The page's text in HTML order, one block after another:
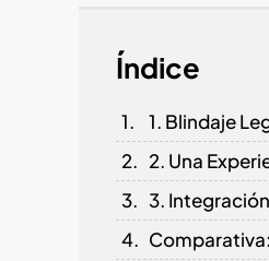
Índice
1. Blindaje
2. Una
3.